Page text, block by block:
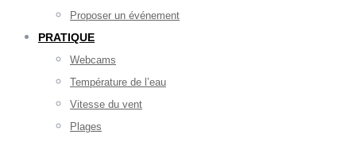
Proposer un événement
PRATIQUE
Webcams
Température de l’eau
Vitesse du vent
Plages